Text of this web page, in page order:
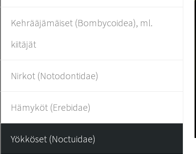
Kehrääjämäiset (Bombycoidea), ml.
kiitäjät
Nirkot (Notodontidae)
Hämyköt (Erebidae)
Yökköset (Noctuidae)